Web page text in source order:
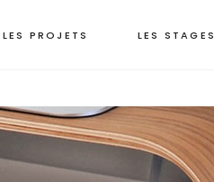
LES PROJETS LES STAGES